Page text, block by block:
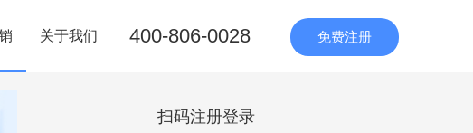
关于我们 400-806-0028 免费注册
扫码注册登录